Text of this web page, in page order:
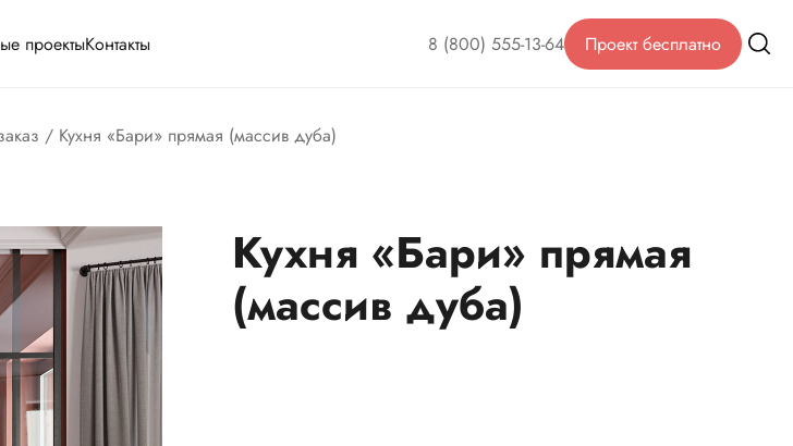
проектыКонтакты 8 (800) 555-13-64 Проект бесплатно
/ Кухня «Бари» прямая (массив дуба)
Кухня «Бари» прямая
(массив дуба)